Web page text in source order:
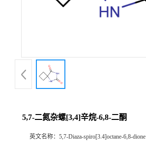
5,7-二氮杂螺[3,4]辛烷-6,8-二酮
英文名称： 5,7-Diaza-spiro[3.4]octane-6,8-dione